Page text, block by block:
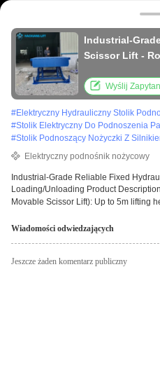
Industrial-
Scissor Lift - Roller-Assisted
Wyślij
#Elektryczny Hydrauliczny Stolik
#Stolik Elektryczny Do Podnoszenia
#Stolik Podnoszący Nożyczki Z
Elektryczny podnośnik nożycowy
Industrial-Grade Reliable Fixed
Loading/Unloading Product
Movable Scissor Lift): Up to 5m lifting
Wiadomości odwiedzających
Jeszcze żaden komentarz publiczny